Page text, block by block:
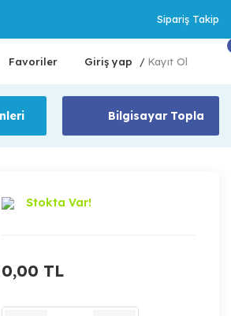
Sipariş Takip
Favoriler Giriş yap / Kayıt Ol
Bilgisayar Topla
Stokta Var!
0,00 TL